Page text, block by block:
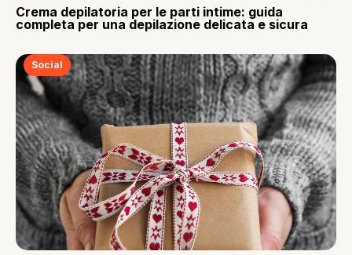
Crema depilatoria per le parti intime: guida
completa per una depilazione delicata e sicura
Social